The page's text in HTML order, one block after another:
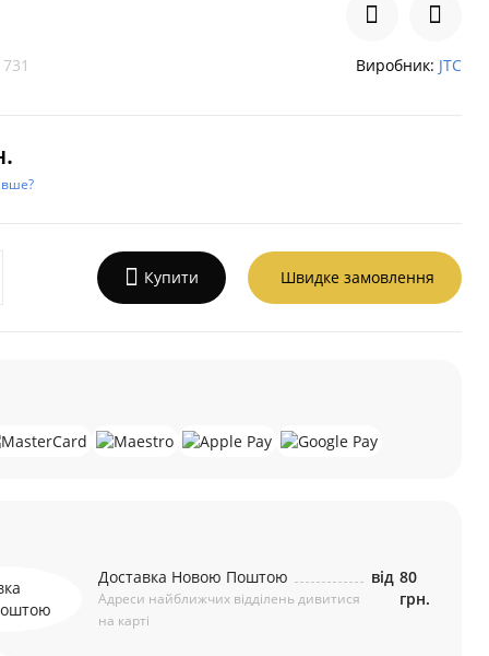
Виробник: JTC
Купити Швидке замовлення
Доставка Новою Поштою
Адреси найближчих відділень дивитися
на карті
від 80
грн.